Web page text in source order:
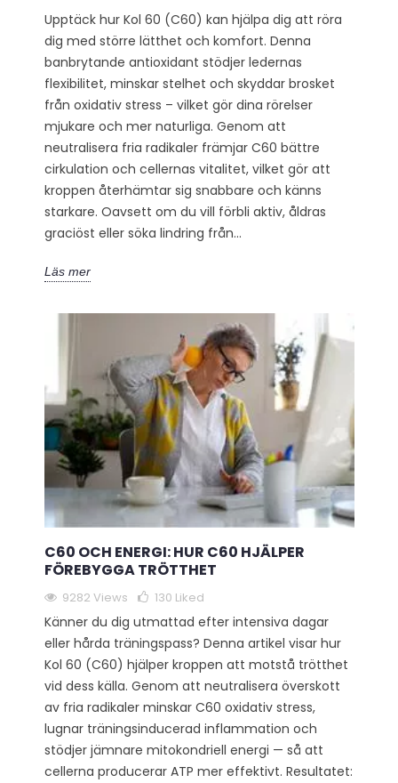
Upptäck hur Kol 60 (C60) kan hjälpa dig att röra
dig med större lätthet och komfort. Denna
banbrytande antioxidant stödjer ledernas
flexibilitet, minskar stelhet och skyddar brosket
från oxidativ stress – vilket gör dina rörelser
mjukare och mer naturliga. Genom att
neutralisera fria radikaler främjar C60 bättre
cirkulation och cellernas vitalitet, vilket gör att
kroppen återhämtar sig snabbare och känns
starkare. Oavsett om du vill förbli aktiv, åldras
graciöst eller söka lindring från...
Läs mer
C60 OCH ENERGI: HUR C60 HJÄLPER
FÖREBYGGA TRÖTTHET
9282 Views 130 Liked
Känner du dig utmattad efter intensiva dagar
eller hårda träningspass? Denna artikel visar hur
Kol 60 (C60) hjälper kroppen att motstå trötthet
vid dess källa. Genom att neutralisera överskott
av fria radikaler minskar C60 oxidativ stress,
lugnar träningsinducerad inflammation och
stödjer jämnare mitokondriell energi — så att
cellerna producerar ATP mer effektivt. Resultatet: